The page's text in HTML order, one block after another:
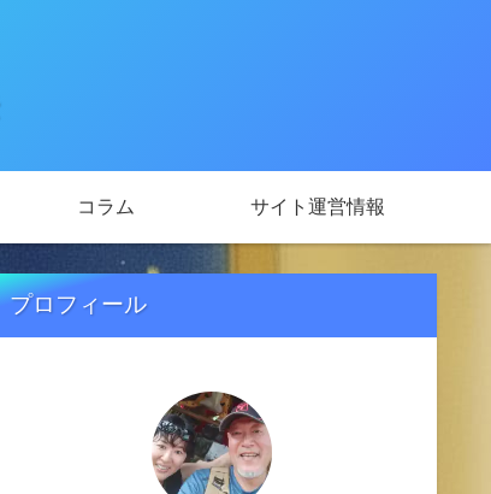
コラム サイト運営情報
プロフィール